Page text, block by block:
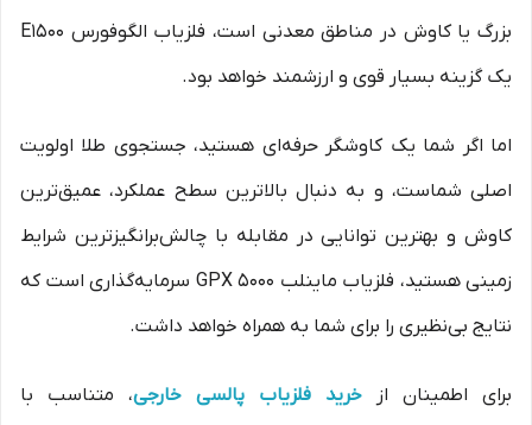
بزرگ یا کاوش در مناطق معدنی است، فلزیاب الگوفورس E1500
یک گزینه بسیار قوی و ارزشمند خواهد بود.
اما اگر شما یک کاوشگر حرفه‌ای هستید، جستجوی طلا اولویت
اصلی شماست، و به دنبال بالاترین سطح عملکرد، عمیق‌ترین
کاوش و بهترین توانایی در مقابله با چالش‌برانگیزترین شرایط
زمینی هستید، فلزیاب ماینلب GPX 5000 سرمایه‌گذاری است که
نتایج بی‌نظیری را برای شما به همراه خواهد داشت.
برای اطمینان از خرید فلزیاب پالسی خارجی، متناسب با